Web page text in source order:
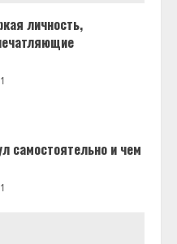
личность,
самостоятельно и чем